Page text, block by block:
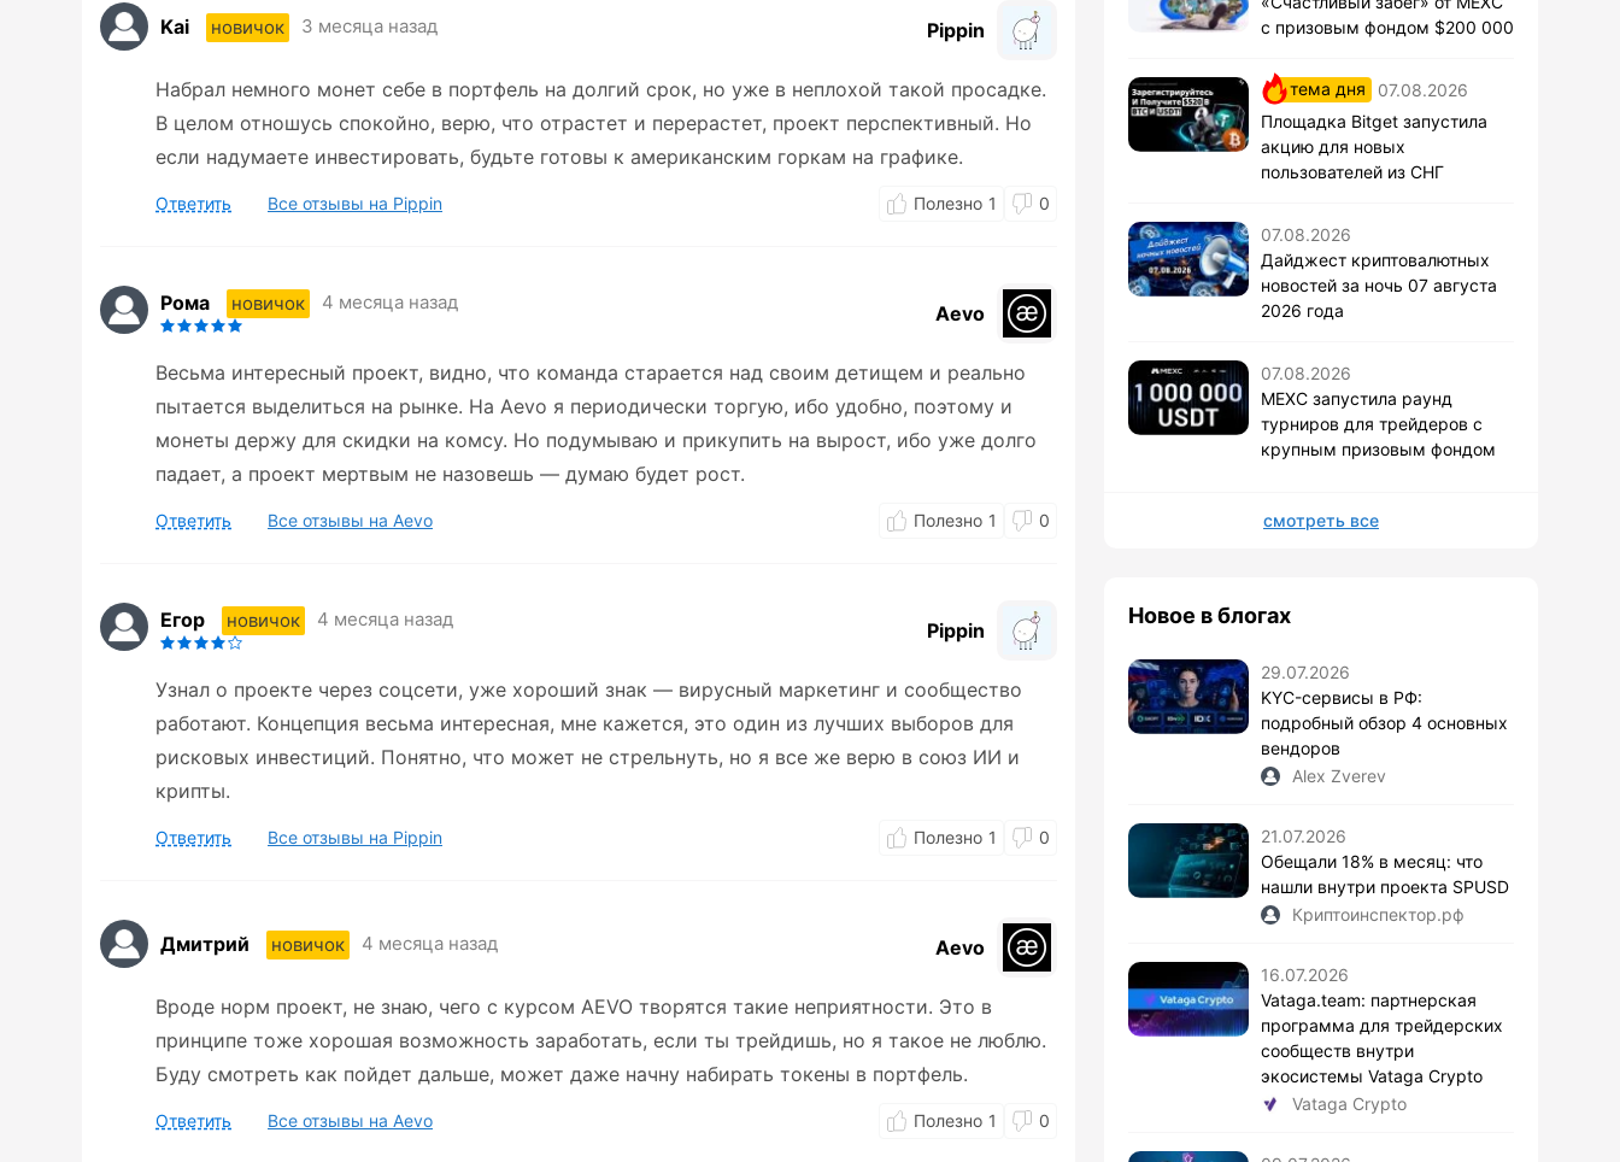
Kai новичок 3 месяца назад Pippin
Набрал немного монет себе в портфель на долгий срок, но уже в неплохой такой просадке.
В целом отношусь спокойно, верю, что отрастет и перерастет, проект перспективный. Но
если надумаете инвестировать, будьте готовы к американским горкам на графике.
Ответить Все отзывы на Pippin 1 0
Рома новичок 4 месяца назад Aevo
Весьма интересный проект, видно, что команда старается над своим детищем и реально
пытается выделиться на рынке. На Aevo я периодически торгую, ибо удобно, поэтому и
монеты держу для скидки на комсу. Но подумываю и прикупить на вырост, ибо уже долго
падает, а проект мертвым не назовешь — думаю будет рост.
Ответить Все отзывы на Aevo 1 0
Егор новичок 4 месяца назад Pippin
Узнал о проекте через соцсети, уже хороший знак — вирусный маркетинг и сообщество
работают. Концепция весьма интересная, мне кажется, это один из лучших выборов для
рисковых инвестиций. Понятно, что может не стрельнуть, но я все же верю в союз ИИ и
крипты.
Ответить Все отзывы на Pippin 1 0
Дмитрий новичок 4 месяца назад Aevo
Вроде норм проект, не знаю, чего с курсом AEVO творятся такие неприятности. Это в
принципе тоже хорошая возможность заработать, если ты трейдишь, но я такое не люблю.
Буду смотреть как пойдет дальше, может даже начну набирать токены в портфель.
Ответить Все отзывы на Aevo 1 0
с призовым фондом $200 000
тема дня
07.08.2026
Площадка Bitget запустила
акцию для новых
пользователей из СНГ
07.08.2026
Дайджест криптовалютных
новостей за ночь 07 августа
2026 года
07.08.2026
MEXC запустила раунд
турниров для трейдеров с
крупным призовым фондом
смотреть все
Новое в блогах
29.07.2026
KYC-сервисы в РФ:
подробный обзор 4 основных
вендоров
Alex Zverev
21.07.2026
Обещали 18% в месяц: что
нашли внутри проекта SPUSD
Криптоинспектор.рф
16.07.2026
Vataga.team: партнерская
программа для трейдерских
сообществ внутри
экосистемы Vataga Crypto
Vataga Crypto